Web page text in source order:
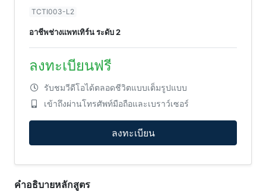
TCTI003-L2
อาชีพช่างแพทเทิร์น ระดับ 2
ลงทะเบียนฟรี
รับชมวีดีโอได้ตลอดชีวิตแบบเต็มรูปแบบ
เข้าถึงผ่านโทรศัพท์มือถือและเบราว์เซอร์
ลงทะเบียน
คำอธิบายหลักสูตร